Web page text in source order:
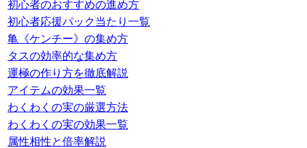
初心者のおすすめの進め方
初心者応援パック当たり一覧
亀《ケンチー》の集め方
タスの効率的な集め方
運極の作り方を徹底解説
アイテムの効果一覧
わくわくの実の厳選方法
わくわくの実の効果一覧
属性相性と倍率解説